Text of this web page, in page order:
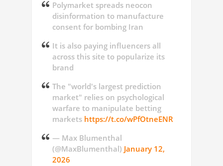
Polymarket spreads neocon
disinformation to manufacture
consent for bombing Iran
It is also paying influencers all
across this site to popularize its
brand
The "world's largest prediction
market" relies on psychological
warfare to manipulate betting
markets https://t.co/wPfOtneENR
— Max Blumenthal
(@MaxBlumenthal) January 12,
2026